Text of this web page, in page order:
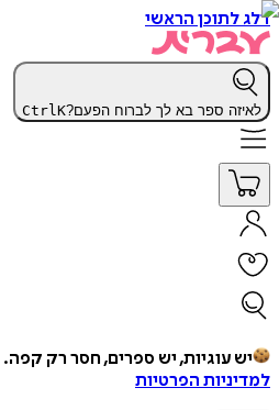
דלג לתוכן הראשי
לאיזה ספר בא לך לברוח הפעם? CtrlK
יש עוגיות, יש ספרים, חסר רק קפה.
למדיניות הפרטיות